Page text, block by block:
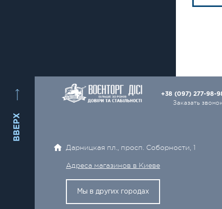
ВВЕРХ
+38 (097) 277-98-
Заказать
Дарницкая пл., просп. Соборности, 1
Адреса магазинов в Киеве
Мы в других городах